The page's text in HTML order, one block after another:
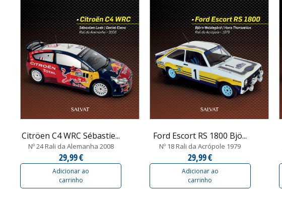
Citröen C4 WRC Sébastie...
Nº 24 Rali da Alemanha 2008
29,99 €
Adicionar ao
carrinho
Ford Escort RS 1800 Bjö...
Nº 18 Rali da Acrópole 1979
29,99 €
Adicionar ao
carrinho